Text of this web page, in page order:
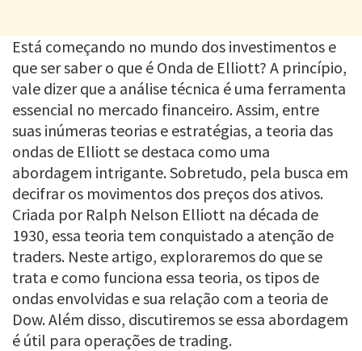
Está começando no mundo dos investimentos e
que ser saber o que é Onda de Elliott? A princípio,
vale dizer que a análise técnica é uma ferramenta
essencial no mercado financeiro. Assim, entre
suas inúmeras teorias e estratégias, a teoria das
ondas de Elliott se destaca como uma
abordagem intrigante. Sobretudo, pela busca em
decifrar os movimentos dos preços dos ativos.
Criada por Ralph Nelson Elliott na década de
1930, essa teoria tem conquistado a atenção de
traders. Neste artigo, exploraremos do que se
trata e como funciona essa teoria, os tipos de
ondas envolvidas e sua relação com a teoria de
Dow. Além disso, discutiremos se essa abordagem
é útil para operações de trading.